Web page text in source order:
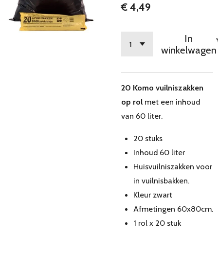
€ 4,49
In
winkelwagen
20 Komo vuilniszakken
op rol met een inhoud
van 60 liter.
20 stuks
Inhoud 60 liter
Huisvuilniszakken voor
in vuilnisbakken.
Kleur zwart
Afmetingen 60x80cm.
1 rol x 20 stuk